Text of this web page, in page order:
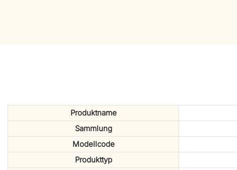
Produktname
Sammlung
Modellcode
Produkttyp